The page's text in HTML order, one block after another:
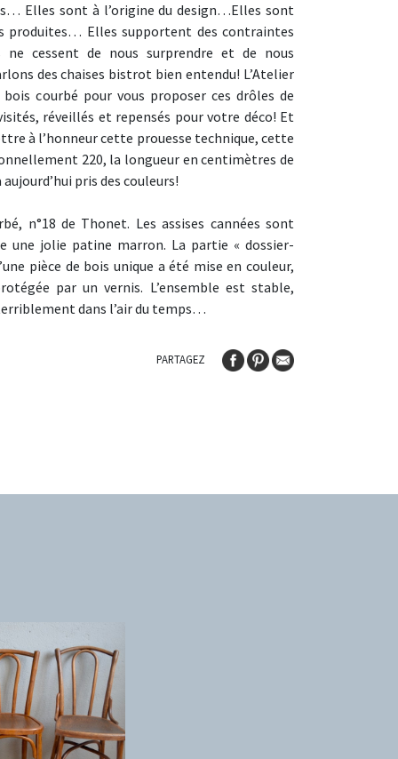
Elles sont à l’origine du design…Elles sont
produites… Elles supportent des contraintes
ne cessent de nous surprendre et de nous
des chaises bistrot bien entendu! L’Atelier
bois courbé pour vous proposer ces drôles de
réveillés et repensés pour votre déco! Et
à l’honneur cette prouesse technique, cette
220, la longueur en centimètres de
pris des couleurs!
n°18 de Thonet. Les assises cannées sont
une jolie patine marron. La partie « dossier-
pièce de bois unique a été mise en couleur,
par un vernis. L’ensemble est stable,
dans l’air du temps…
PARTAGEZ